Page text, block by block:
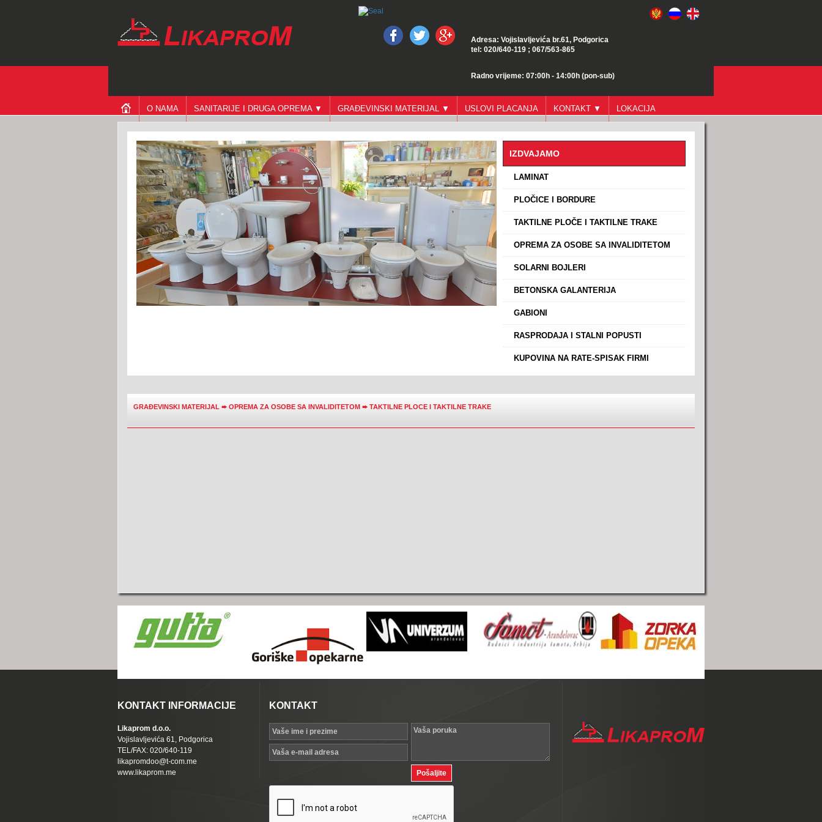
Adresa: Vojislavljevića br.61, Podgorica
tel: 020/640-119 ; 067/563-865
Radno vrijeme: 07:00h - 14:00h (pon-sub)
O NAMA SANITARIJE I DRUGA OPREMA ▼ GRAĐEVINSKI MATERIJAL ▼ USLOVI PLACANJA KONTAKT ▼ LOKACIJA
IZDVAJAMO
LAMINAT
PLOČICE I BORDURE
TAKTILNE PLOČE I TAKTILNE TRAKE
OPREMA ZA OSOBE SA INVALIDITETOM
SOLARNI BOJLERI
BETONSKA GALANTERIJA
GABIONI
RASPRODAJA I STALNI POPUSTI
KUPOVINA NA RATE-SPISAK FIRMI
GRAĐEVINSKI MATERIJAL ➨OPREMA ZA OSOBE SA INVALIDITETOM ➨TAKTILNE PLOCE I TAKTILNE TRAKE
KONTAKT INFORMACIJE
Likaprom d.o.o.
Vojislavljevića 61, Podgorica
TEL/FAX: 020/640-119
likapromdoo@t-com.me
www.likaprom.me
KONTAKT